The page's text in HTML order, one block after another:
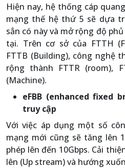
Hiện nay, hệ thống cáp
mạng thế hệ thứ 5 sẽ dựa
sẳn có này và mở rộng độ
tại. Trên cơ sở của FTTH
FTTB (Building), công nghệ
rộng thành FTTR (room),
(Machine).
eFBB (enhanced fixed
truy cập
Với việc áp dụng một số
mạng mới cũng sẽ tăng lên
phép lên đến 10Gbps. Cải
lên (Up stream) và hướng